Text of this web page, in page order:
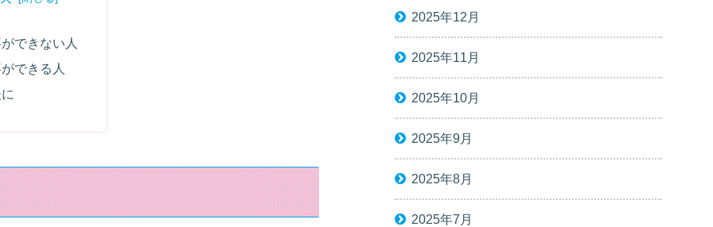
できない人
できる人
2025年12月
2025年11月
2025年10月
2025年9月
2025年8月
2025年7月